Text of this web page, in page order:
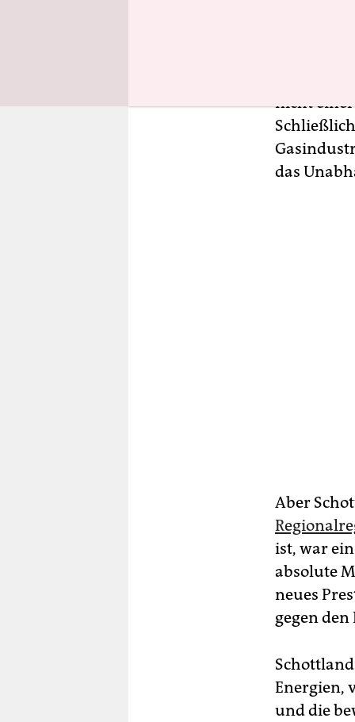
logisch.
nicht
das
Aber
ist, war
absolute
neues
gegen
Energien,
und die